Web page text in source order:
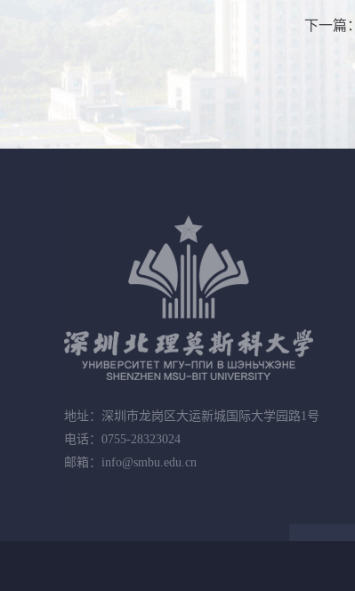
下一篇：
地址：深圳市龙岗区大运新城国际大学园路1号
电话：0755-28323024
邮箱：info@smbu.edu.cn